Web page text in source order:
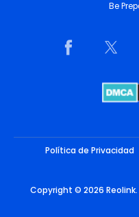
Be
Política de Privacidad
Copyright © 2026